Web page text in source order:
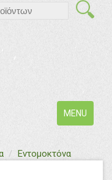
Toggle
navigation
MENU
Εντομοκτόνα